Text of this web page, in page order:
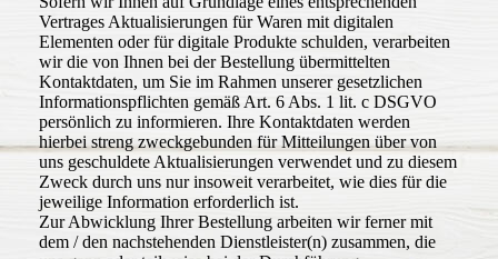
Vertrages Aktualisierungen für Waren mit digitalen
Elementen oder für digitale Produkte schulden, verarbeiten
wir die von Ihnen bei der Bestellung übermittelten
Kontaktdaten, um Sie im Rahmen unserer gesetzlichen
Informationspflichten gemäß Art. 6 Abs. 1 lit. c DSGVO
persönlich zu informieren. Ihre Kontaktdaten werden
hierbei streng zweckgebunden für Mitteilungen über von
uns geschuldete Aktualisierungen verwendet und zu diesem
Zweck durch uns nur insoweit verarbeitet, wie dies für die
jeweilige Information erforderlich ist.
Zur Abwicklung Ihrer Bestellung arbeiten wir ferner mit
dem / den nachstehenden Dienstleister(n) zusammen, die